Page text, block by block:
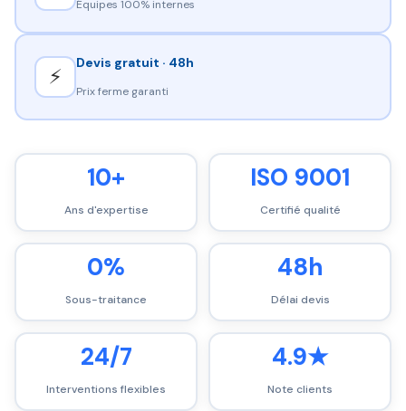
Équipes 100% internes
⚡
Devis gratuit · 48h
Prix ferme garanti
10+
Ans d'expertise
ISO 9001
Certifié qualité
0%
Sous-traitance
48h
Délai devis
24/7
Interventions flexibles
4.9★
Note clients